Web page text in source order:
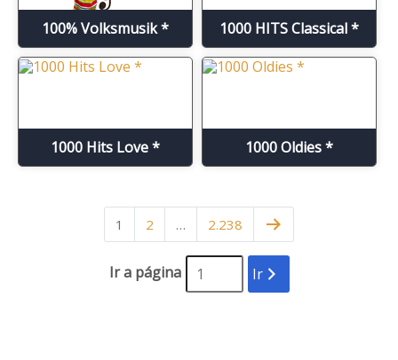
100% Volksmusik * 1000 HITS Classical *
1000 Hits Love * 1000 Oldies *
1 2 … 2.238
Ir a página Ir